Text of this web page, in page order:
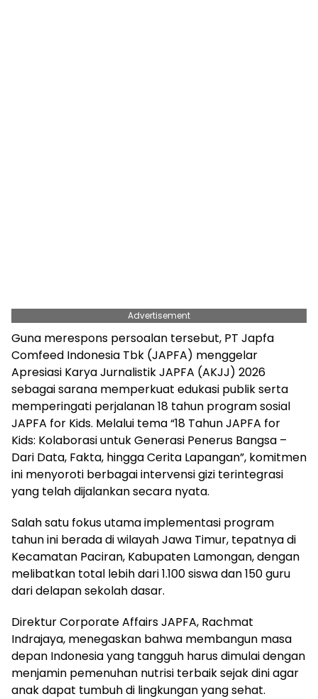
Advertisement
Guna merespons persoalan tersebut, PT Japfa
Comfeed Indonesia Tbk (JAPFA) menggelar
Apresiasi Karya Jurnalistik JAPFA (AKJJ) 2026
sebagai sarana memperkuat edukasi publik serta
memperingati perjalanan 18 tahun program sosial
JAPFA for Kids. Melalui tema “18 Tahun JAPFA for
Kids: Kolaborasi untuk Generasi Penerus Bangsa –
Dari Data, Fakta, hingga Cerita Lapangan”, komitmen
ini menyoroti berbagai intervensi gizi terintegrasi
yang telah dijalankan secara nyata.
Salah satu fokus utama implementasi program
tahun ini berada di wilayah Jawa Timur, tepatnya di
Kecamatan Paciran, Kabupaten Lamongan, dengan
melibatkan total lebih dari 1.100 siswa dan 150 guru
dari delapan sekolah dasar.
Direktur Corporate Affairs JAPFA, Rachmat
Indrajaya, menegaskan bahwa membangun masa
depan Indonesia yang tangguh harus dimulai dengan
menjamin pemenuhan nutrisi terbaik sejak dini agar
anak dapat tumbuh di lingkungan yang sehat.